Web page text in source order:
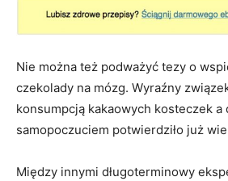
Nie można też podważyć tezy o
czekolady na mózg. Wyraźny
konsumpcją kakaowych kosteczek a
samopoczuciem potwierdziło już
Między innymi długoterminowy